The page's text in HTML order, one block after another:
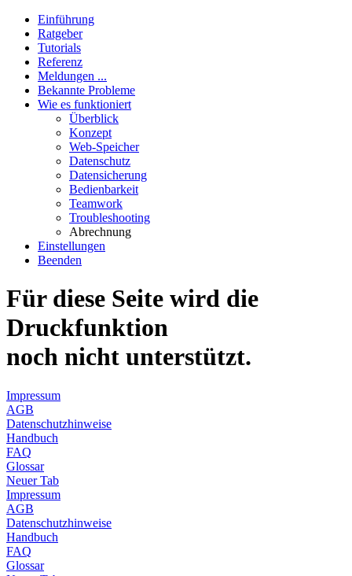
Einführung
Ratgeber
Tutorials
Referenz
Meldungen ...
Bekannte Probleme
Wie es funktioniert
Überblick
Konzept
Web-Speicher
Datenschutz
Datensicherung
Bedienbarkeit
Teamwork
Troubleshooting
Abrechnung
Einstellungen
Beenden
Für diese Seite wird die
Druckfunktion
noch nicht unterstützt.
Impressum
AGB
Datenschutzhinweise
Handbuch
FAQ
Glossar
Neuer Tab
Impressum
AGB
Datenschutzhinweise
Handbuch
FAQ
Glossar